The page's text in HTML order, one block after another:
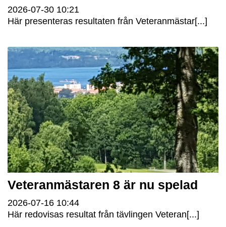
2026-07-30 10:21
Här presenteras resultaten från Veteranmästar[...]
Veteranmästaren 8 är nu spelad
2026-07-16 10:44
Här redovisas resultat från tävlingen Veteran[...]